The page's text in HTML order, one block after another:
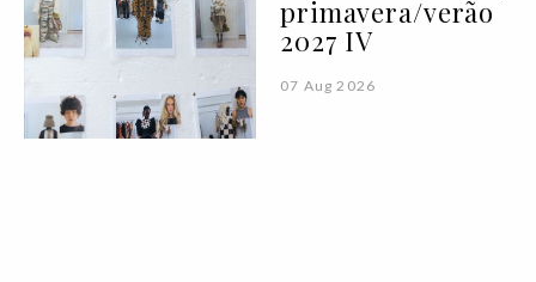
primavera/verão
2027 IV
07 Aug 2026